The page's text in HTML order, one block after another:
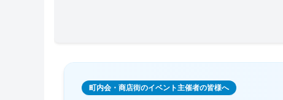
町内会・商店街のイベント主催者の皆様へ